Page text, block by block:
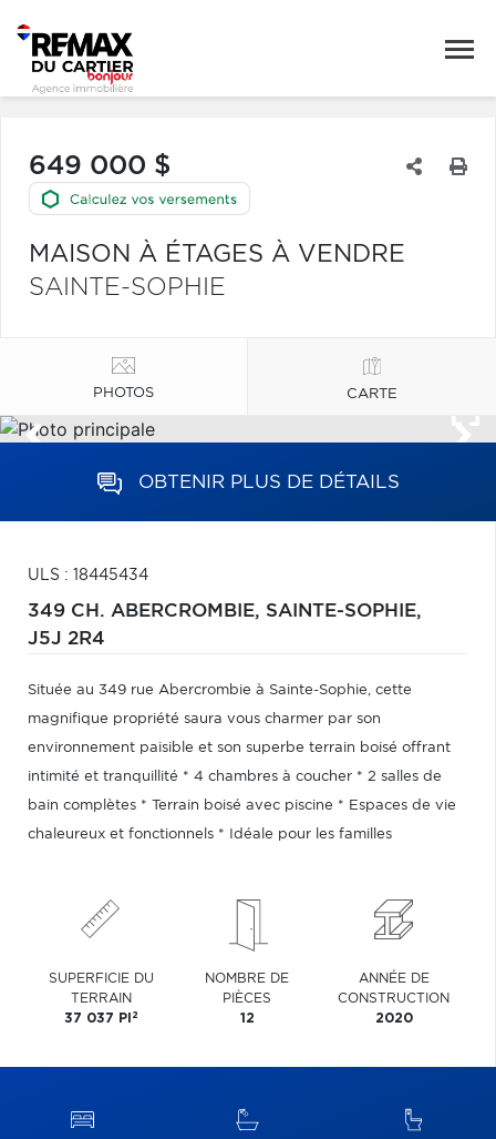
649 000 $
MAISON À ÉTAGES À VENDRE
SAINTE-SOPHIE
PHOTOS CARTE
OBTENIR PLUS DE DÉTAILS
ULS : 18445434
349 CH. ABERCROMBIE, SAINTE-SOPHIE,
J5J 2R4
Située au 349 rue Abercrombie à Sainte-Sophie, cette
magnifique propriété saura vous charmer par son
environnement paisible et son superbe terrain boisé offrant
intimité et tranquillité * 4 chambres à coucher * 2 salles de
bain complètes * Terrain boisé avec piscine * Espaces de vie
chaleureux et fonctionnels * Idéale pour les familles
SUPERFICIE DU
TERRAIN
37 037 PI 2
NOMBRE DE
PIÈCES
12
ANNÉE DE
CONSTRUCTION
2020